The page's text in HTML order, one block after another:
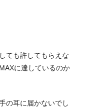
ても許してもらえな
に達しているのか
の耳に届かないでし